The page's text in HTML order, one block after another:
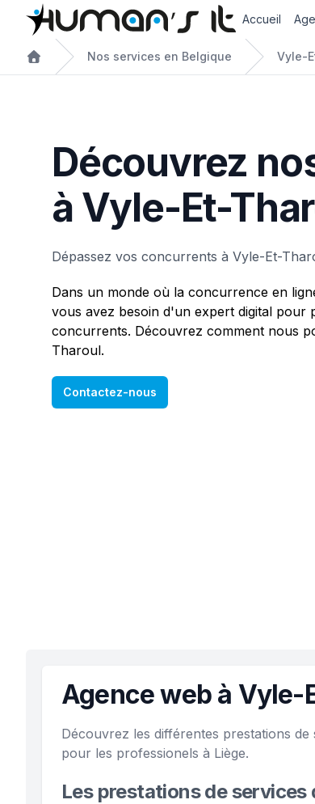
Accueil
Nos services en Belgique Vyle-
Découvrez
à Vyle-Et-
Dépassez vos concurrents à Vyle-Et-
Dans un monde où la concurrence en
vous avez besoin d'un expert digital pour
concurrents. Découvrez comment nous
Tharoul.
Contactez-nous
Agence web à Vyle-
Découvrez les différentes prestations
pour les professionels à Liège.
Les prestations de services